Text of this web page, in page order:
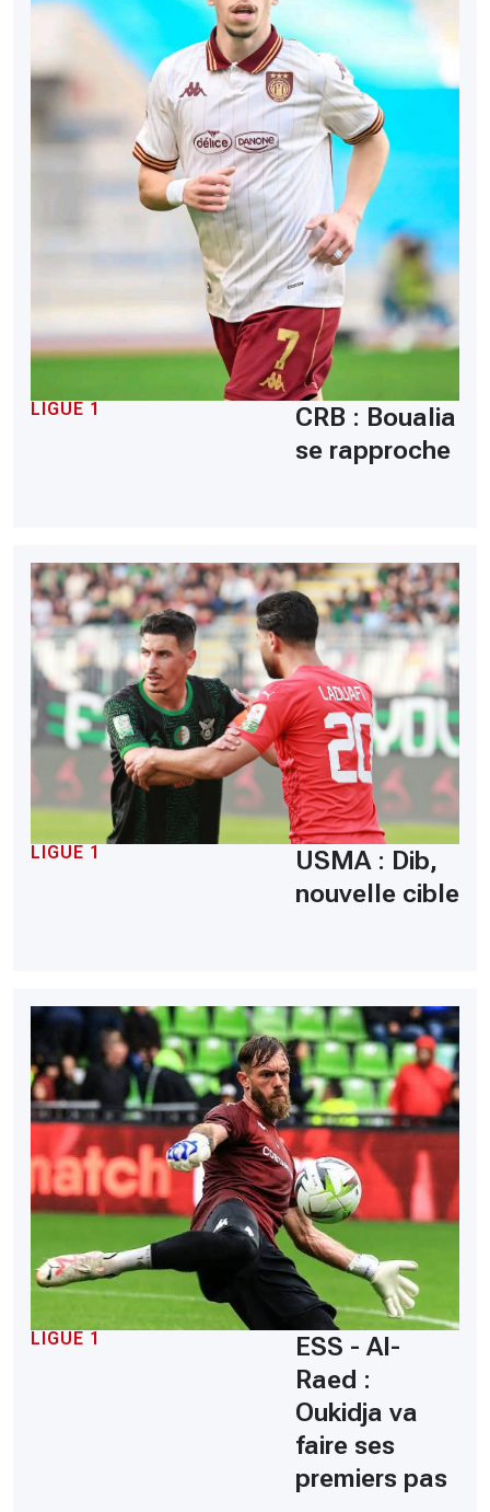
LIGUE 1
CRB : Boualia
se rapproche
LIGUE 1
USMA : Dib,
nouvelle cible
LIGUE 1
ESS - Al-
Raed :
Oukidja va
faire ses
premiers pas